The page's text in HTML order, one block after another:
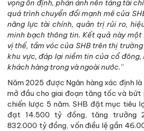
vọng ổn định, phản ánh nền tảng tài
quá trình chuyển đổi mạnh mẽ của
năng lực tài chính, quản trị rủi ro,
minh bạch thông tin. Kết quả này một
vị thế, tầm vóc của SHB trên thị
khu vực, đáp lại niềm tin của cổ đông,
khách hàng trong và ngoài nước.”
Năm 2025 được Ngân hàng xác định
mở đầu cho giai đoạn tăng tốc và bứt
chiến lược 5 năm. SHB đặt mục tiêu
đạt 14.500 tỷ đồng, tăng trưởng
832.000 tỷ đồng, vốn điều lệ gần